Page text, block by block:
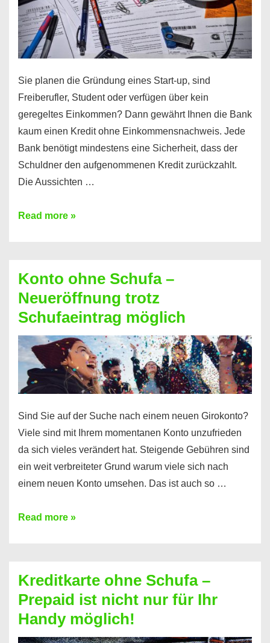
Sie planen die Gründung eines Start-up, sind
Freiberufler, Student oder verfügen über kein
geregeltes Einkommen? Dann gewährt Ihnen die Bank
kaum einen Kredit ohne Einkommensnachweis. Jede
Bank benötigt mindestens eine Sicherheit, dass der
Schuldner den aufgenommenen Kredit zurückzahlt.
Die Aussichten …
Mit
Sie
einen
Kredit
ohne
Einkommensnachweis
Read more »
Konto ohne Schufa –
Neueröffnung trotz
Schufaeintrag möglich
Sind Sie auf der Suche nach einem neuen Girokonto?
Viele sind mit Ihrem momentanen Konto unzufrieden
da sich vieles verändert hat. Steigende Gebühren sind
ein weit verbreiteter Grund warum viele sich nach
einem neuen Konto umsehen. Das ist auch so …
Konto
Neueröffnung
trotz
Schufaeintrag
möglich
Read more »
Kreditkarte ohne Schufa –
Prepaid ist nicht nur für Ihr
Handy möglich!